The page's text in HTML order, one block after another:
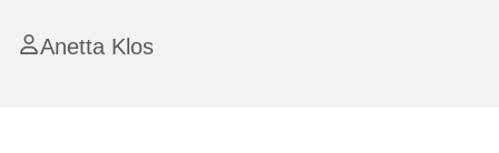
Anetta Klos